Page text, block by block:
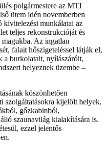
polgármestere az MTI
ütem idén novemberben
kivitelezési munkálatai az
teljes rekonstrukcióját és
Az ingatlan
falait hőszigeteléssel látják el,
a burkolatait, nyílászáróit,
helyeznek üzembe –
köszönhetően
szolgáltatásokra kijelölt helyek,
gőzkabinból,
szaunavilág kialakítására is.
ezzel jelentős